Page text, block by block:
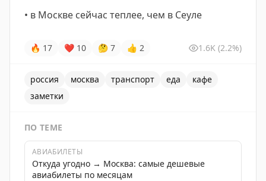
• в Москве сейчас теплее, чем в Сеуле
🔥 17 ❤ 10 🤔 7 👍 2 1.6K (2.2%)
россия москва транспорт еда
кафе
заметки
ПО ТЕМЕ
АВИАБИЛЕТЫ
Откуда угодно → Москва: самые дешевые
авиабилеты по месяцам